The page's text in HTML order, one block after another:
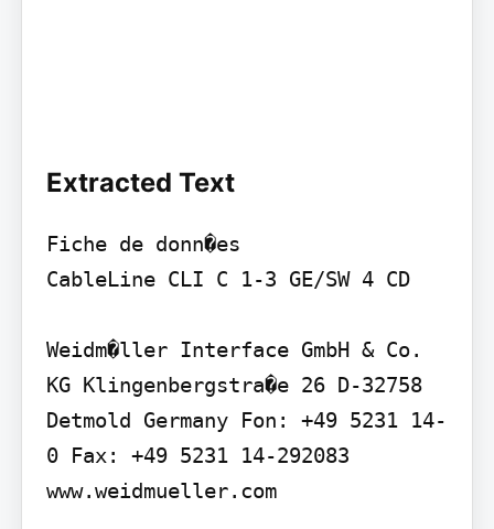
Extracted Text
Fiche de donn�es
CableLine CLI C 1-3 GE/SW 4 CD
Weidm�ller Interface GmbH & Co.
KG Klingenbergstra�e 26 D-32758
Detmold Germany Fon: +49 5231 14-
0 Fax: +49 5231 14-292083
www.weidmueller.com